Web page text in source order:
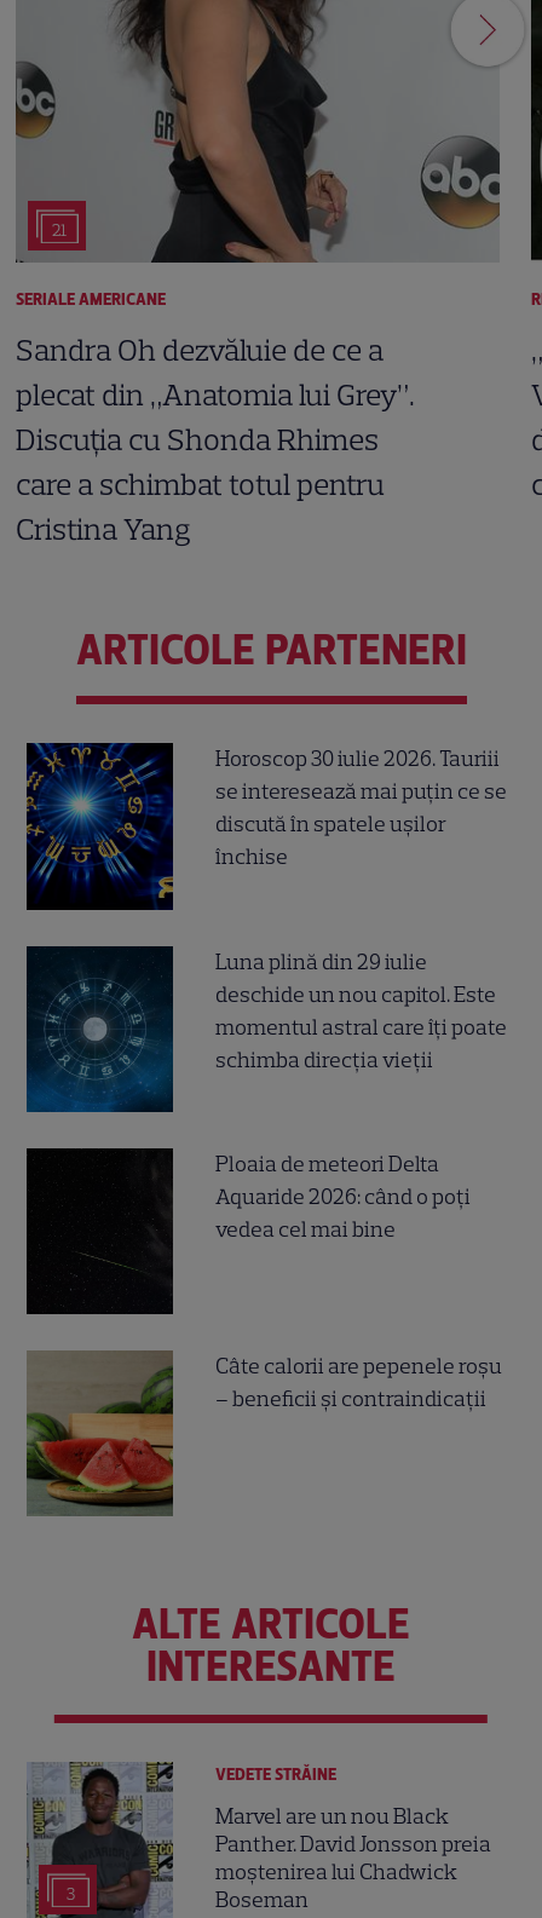
21
SERIALE AMERICANE
Sandra Oh dezvăluie de ce a
plecat din „Anatomia lui Grey”.
Discuția cu Shonda Rhimes
care a schimbat totul pentru
Cristina Yang
ARTICOLE PARTENERI
Horoscop 30 iulie 2026. Tauriii
se interesează mai puțin ce se
discută în spatele ușilor
închise
Luna plină din 29 iulie
deschide un nou capitol. Este
momentul astral care îți poate
schimba direcția vieții
Ploaia de meteori Delta
Aquaride 2026: când o poți
vedea cel mai bine
Câte calorii are pepenele roșu
– beneficii și contraindicații
ALTE ARTICOLE
INTERESANTE
3
VEDETE STRĂINE
Marvel are un nou Black
Panther. David Jonsson preia
moștenirea lui Chadwick
Boseman